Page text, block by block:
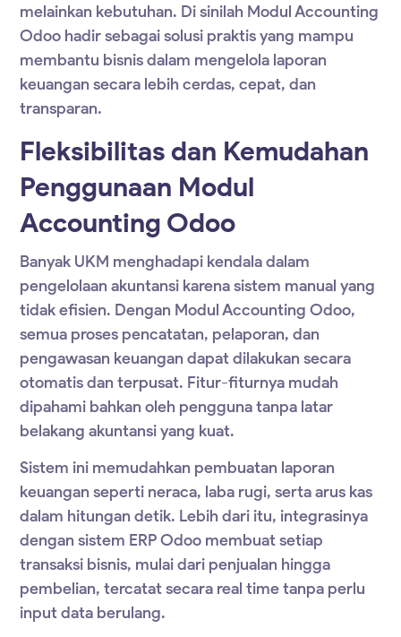
melainkan kebutuhan. Di sinilah Modul Accounting
Odoo hadir sebagai solusi praktis yang mampu
membantu bisnis dalam mengelola laporan
keuangan secara lebih cerdas, cepat, dan
transparan.
Fleksibilitas dan Kemudahan
Penggunaan Modul
Accounting Odoo
Banyak UKM menghadapi kendala dalam
pengelolaan akuntansi karena sistem manual yang
tidak efisien. Dengan Modul Accounting Odoo,
semua proses pencatatan, pelaporan, dan
pengawasan keuangan dapat dilakukan secara
otomatis dan terpusat. Fitur-fiturnya mudah
dipahami bahkan oleh pengguna tanpa latar
belakang akuntansi yang kuat.
Sistem ini memudahkan pembuatan laporan
keuangan seperti neraca, laba rugi, serta arus kas
dalam hitungan detik. Lebih dari itu, integrasinya
dengansistem ERP Odoo membuat setiap
transaksi bisnis, mulai dari penjualan hingga
pembelian, tercatat secara real time tanpa perlu
input data berulang.